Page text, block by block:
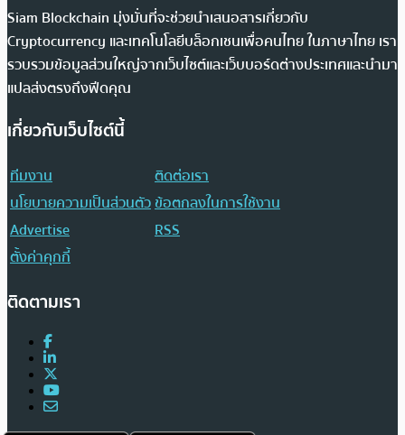
Siam Blockchain มุ่งมั่นที่จะช่วยนำเสนอสารเกี่ยวกับ
Cryptocurrency และเทคโนโลยีบล็อกเชนเพื่อคนไทย ในภาษาไทย เรา
รวบรวมข้อมูลส่วนใหญ่จากเว็บไซต์และเว็บบอร์ดต่างประเทศและนำมา
แปลส่งตรงถึงฟีดคุณ
เกี่ยวกับเว็บไซต์นี้
ทีมงาน
ติดต่อเรา
นโยบายความเป็นส่วนตัวข้อตกลงในการใช้งาน
Advertise
RSS
ตั้งค่าคุกกี้
ติดตามเรา